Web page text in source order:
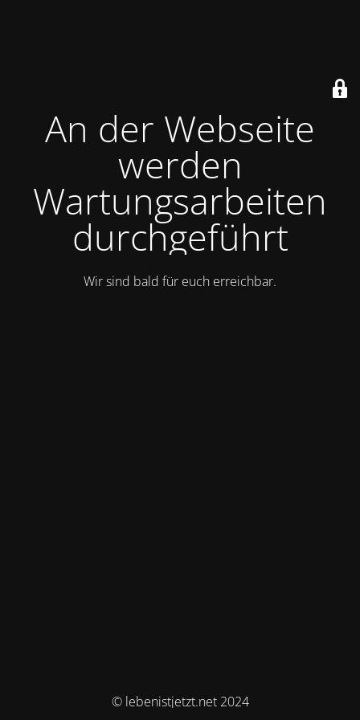
An der Webseite
werden
Wartungsarbeiten
durchgeführt
Wir sind bald für euch erreichbar.
© lebenistjetzt.net 2024